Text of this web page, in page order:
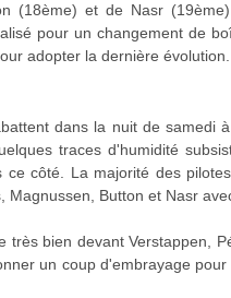
(18ème) et de Nasr
pour un changement de
adopter la dernière évolution.
dans la nuit de samedi
traces d'humidité
ce côté. La majorité des
Magnussen, Button et Nasr
très bien devant Verstappen,
un coup d'embrayage